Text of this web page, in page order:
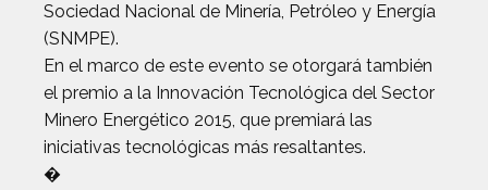
Sociedad Nacional de Minería, Petróleo y Energía
(SNMPE).
En el marco de este evento se otorgará también
el premio a la Innovación Tecnológica del Sector
Minero Energético 2015, que premiará las
iniciativas tecnológicas más resaltantes.
�